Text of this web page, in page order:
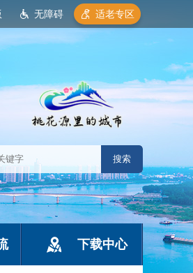
无障碍 适老专区
下载中心